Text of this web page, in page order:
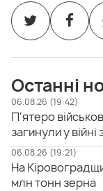
Останні
06.08.26 (19:42)
П'ятеро
загинули у війні
06.08.26 (19:21)
На
млн тонн зерна